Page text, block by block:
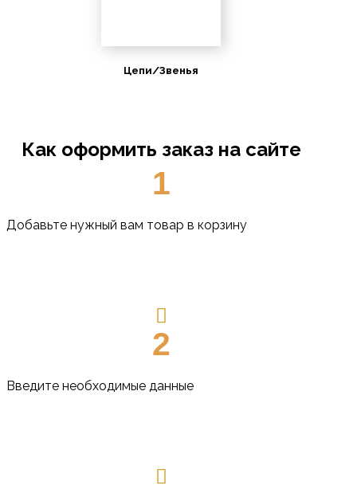
Цепи/Звенья
Как оформить заказ на сайте
1
Добавьте нужный вам товар в корзину
2
Введите необходимые данные